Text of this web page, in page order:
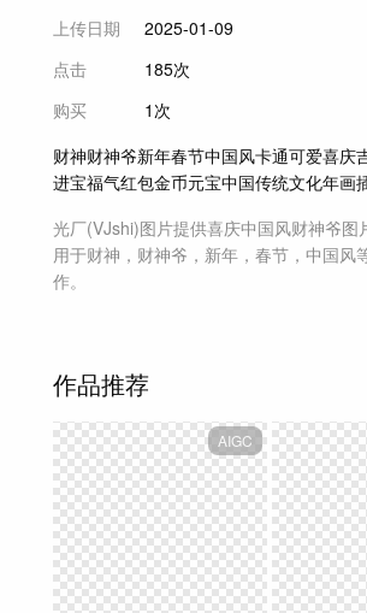
上传日期
2025-01-09
点击
185次
购买
1次
财神财神爷新年春节中国风卡通可爱喜庆
进宝福气红包金币元宝中国传统文化年画
光厂(VJshi)图片提供喜庆中国风财神爷图
用于财神，财神爷，新年，春节，中国风
作。
作品推荐
AIGC